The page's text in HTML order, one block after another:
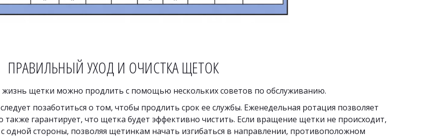
ПРАВИЛЬНЫЙ УХОД И ОЧИСТКА ЩЕТОК
щетки можно продлить с помощью нескольких советов по обслуживанию.
позаботиться о том, чтобы продлить срок ее службы. Еженедельная ротация позволяет
гарантирует, что щетка будет эффективно чистить. Если вращение щетки не происходит,
стороны, позволяя щетинкам начать изгибаться в направлении, противоположном